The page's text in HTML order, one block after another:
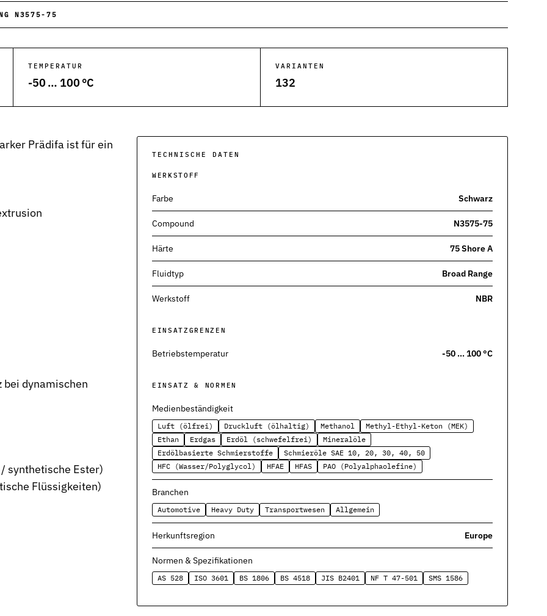
N3575-75
TEMPERATUR
-50 … 100 °C
VARIANTEN
132
Prädifa ist für ein
bei dynamischen
synthetische Ester)
Flüssigkeiten)
TECHNISCHE DATEN
WERKSTOFF
Farbe Schwarz
Compound N3575-75
Härte 75 Shore A
Fluidtyp Broad Range
Werkstoff NBR
EINSATZGRENZEN
Betriebstemperatur -50 … 100 °C
EINSATZ & NORMEN
Medienbeständigkeit
Luft (ölfrei) Druckluft (ölhaltig) Methanol
Methyl-Ethyl-Keton (MEK)
Ethan
Erdgas Erdöl (schwefelfrei)
Mineralöle
Erdölbasierte Schmierstoffe
Schmieröle SAE 10, 20, 30, 40, 50
HFC (Wasser/Polyglycol)
HFAE HFAS PAO (Polyalphaolefine)
Branchen
Automotive Heavy Duty Transportwesen Allgemein
Herkunftsregion Europe
Normen & Spezifikationen
AS 528 ISO 3601 BS 1806 BS 4518 JIS B2401 NF T 47-501 SMS 1586